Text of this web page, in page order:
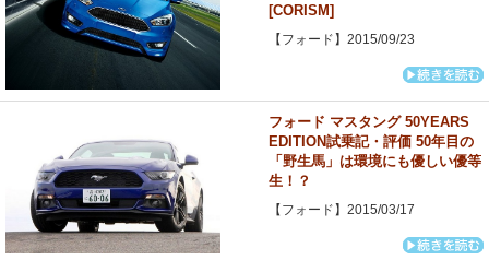
[CORISM]
【フォード】2015/09/23
フォード マスタング 50YEARS
EDITION試乗記・評価 50年目の
「野生馬」は環境にも優しい優等
生！？
【フォード】2015/03/17